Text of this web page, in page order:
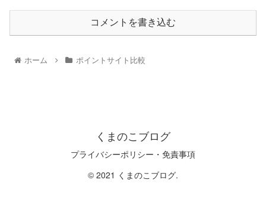
コメントを書き込む
ホーム ポイントサイト比較
くまのこブログ
プライバシーポリシー・免責事項
© 2021 くまのこブログ.